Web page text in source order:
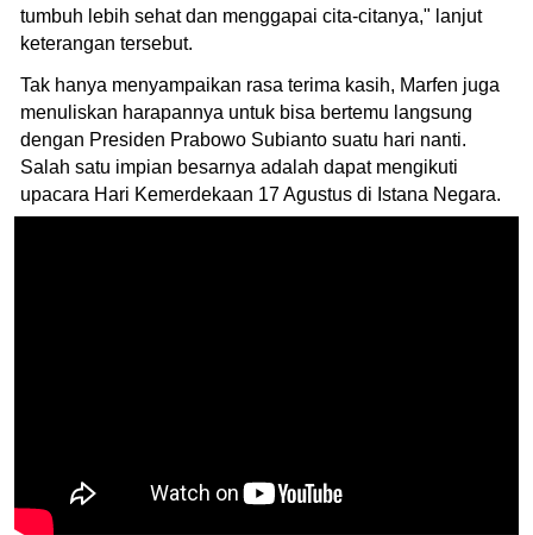
tumbuh lebih sehat dan menggapai cita-citanya," lanjut
keterangan tersebut.
Tak hanya menyampaikan rasa terima kasih, Marfen juga
menuliskan harapannya untuk bisa bertemu langsung
dengan Presiden Prabowo Subianto suatu hari nanti.
Salah satu impian besarnya adalah dapat mengikuti
upacara Hari Kemerdekaan 17 Agustus di Istana Negara.